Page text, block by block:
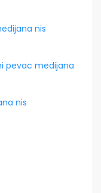
nis
pevac medijana
nis